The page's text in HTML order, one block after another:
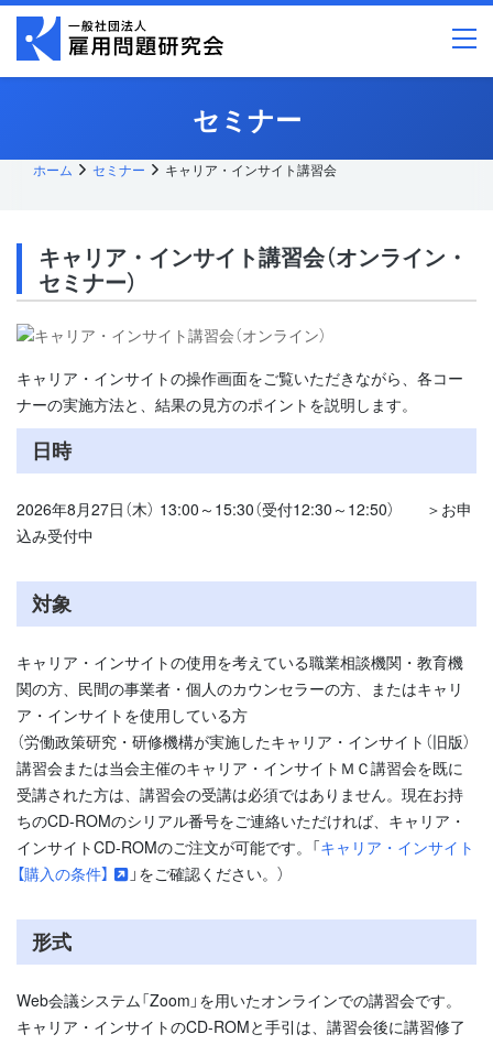
メ
ン
セミナー
ホーム セミナー キャリア・インサイト講習会
キャリア・インサイト講習会（オンライン・
セミナー）
キャリア・インサイトの操作画面をご覧いただきながら、各コー
ナーの実施方法と、結果の見方のポイントを説明します。
日時
2026年8月27日（木） 13:00～15:30（受付12:30～12:50） ＞お申
込み受付中
対象
キャリア・インサイトの使用を考えている職業相談機関・教育機
関の方、民間の事業者・個人のカウンセラーの方、またはキャリ
ア・インサイトを使用している方
（労働政策研究・研修機構が実施したキャリア・インサイト（旧版）
講習会または当会主催のキャリア・インサイトＭＣ講習会を既に
受講された方は、講習会の受講は必須ではありません。現在お持
ちのCD-ROMのシリアル番号をご連絡いただければ、キャリア・
インサイトCD-ROMのご注文が可能です。「キャリア・インサイト
【購入の条件】
」をご確認ください。）
形式
Web会議システム「Zoom」を用いたオンラインでの講習会です。
キャリア・インサイトのCD-ROMと手引は、講習会後に講習修了